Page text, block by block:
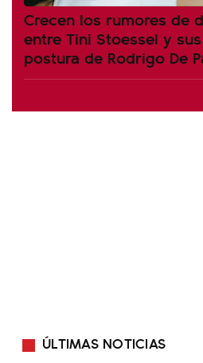
Crecen los rumores de
entre Tini Stoessel y
postura de Rodrigo De
ÚLTIMAS NOTICIAS